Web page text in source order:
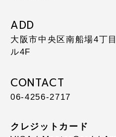
ADD
大阪市中央区南船場4丁
ル4F
CONTACT
06-4256-2717
クレジットカード